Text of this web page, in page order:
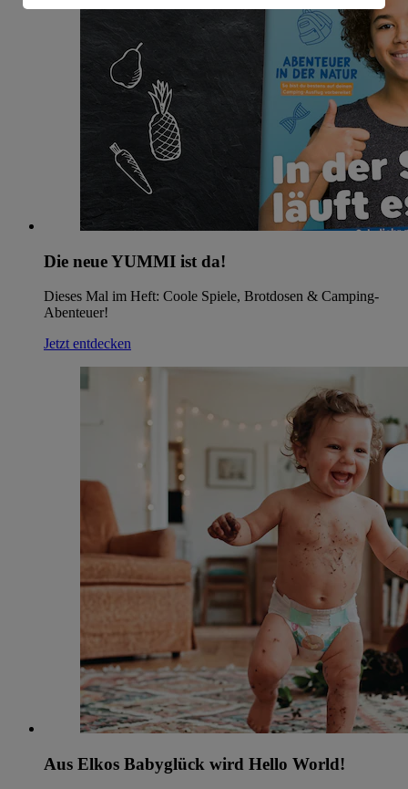
Die neue YUMMI ist da!
Dieses Mal im Heft: Coole Spiele, Brotdosen & Camping-
Abenteuer!
Jetzt entdecken
Aus Elkos Babyglück wird Hello World!
Informationen zum Herausgeber der Seite findest du